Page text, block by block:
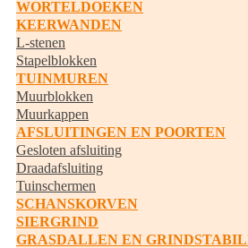
WORTELDOEKEN
KEERWANDEN
L-stenen
Stapelblokken
TUINMUREN
Muurblokken
Muurkappen
AFSLUITINGEN EN POORTEN
Gesloten afsluiting
Draadafsluiting
Tuinschermen
SCHANSKORVEN
SIERGRIND
GRASDALLEN EN